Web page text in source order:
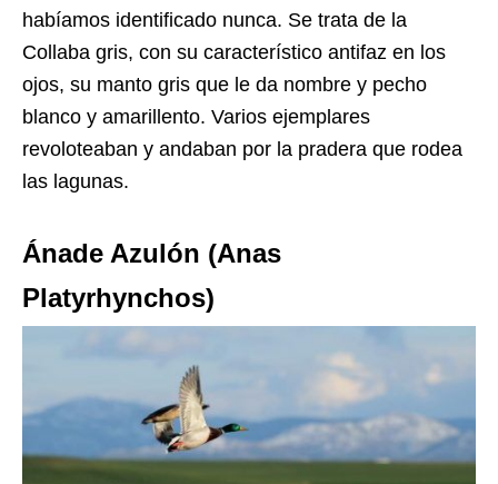
habíamos identificado nunca. Se trata de la
Collaba gris, con su característico antifaz en los
ojos, su manto gris que le da nombre y pecho
blanco y amarillento. Varios ejemplares
revoloteaban y andaban por la pradera que rodea
las lagunas.
Ánade Azulón (Anas
Platyrhynchos)